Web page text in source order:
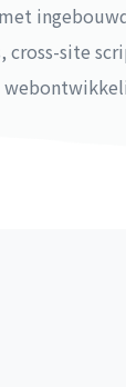
cross-site